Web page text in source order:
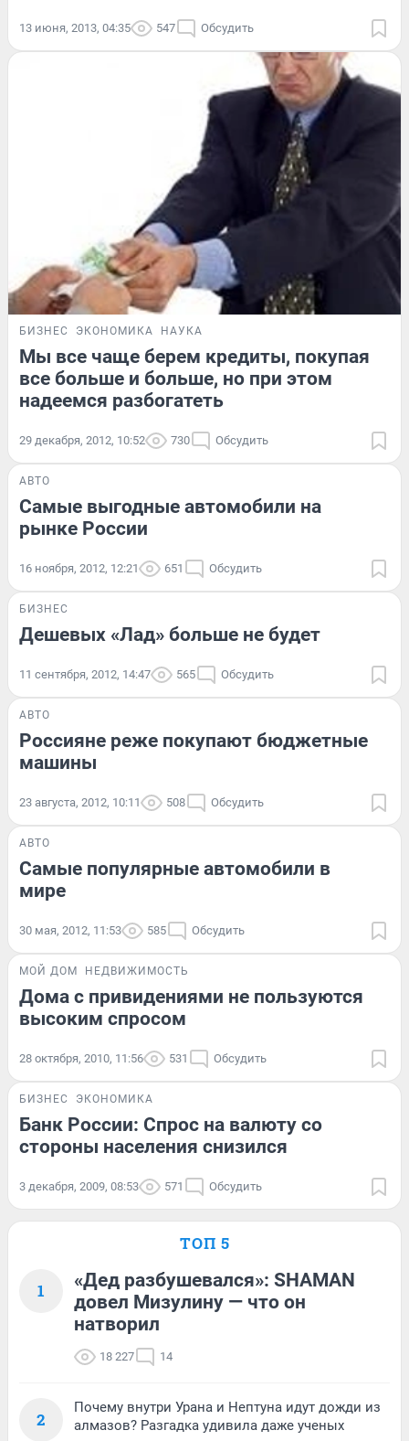
13 июня, 2013, 04:35 547 Обсудить
БИЗНЕС ЭКОНОМИКА НАУКА
Мы все чаще берем кредиты, покупая
все больше и больше, но при этом
надеемся разбогатеть
29 декабря, 2012, 10:52 730 Обсудить
АВТО
Самые выгодные автомобили на
рынке России
16 ноября, 2012, 12:21 651 Обсудить
БИЗНЕС
Дешевых «Лад» больше не будет
11 сентября, 2012, 14:47 565 Обсудить
АВТО
Россияне реже покупают бюджетные
машины
23 августа, 2012, 10:11 508 Обсудить
АВТО
Самые популярные автомобили в
мире
30 мая, 2012, 11:53 585 Обсудить
МОЙ ДОМ НЕДВИЖИМОСТЬ
Дома с привидениями не пользуются
высоким спросом
28 октября, 2010, 11:56 531 Обсудить
БИЗНЕС ЭКОНОМИКА
Банк России: Спрос на валюту со
стороны населения снизился
3 декабря, 2009, 08:53 571 Обсудить
ТОП 5
1
«Дед разбушевался»: SHAMAN
довел Мизулину — что он
натворил
18 227 14
2
Почему внутри Урана и Нептуна идут дожди из
алмазов? Разгадка удивила даже ученых